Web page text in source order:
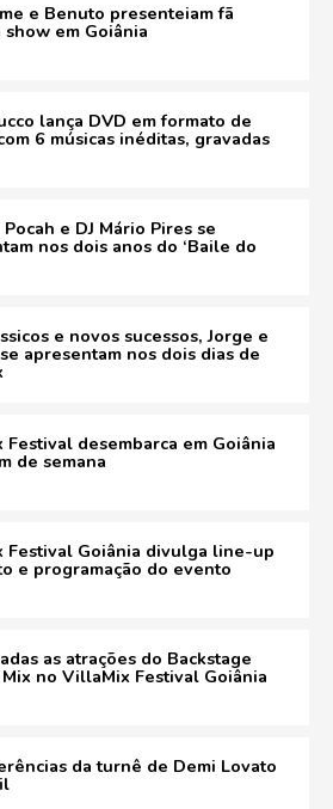
e Benuto presenteiam fã
em Goiânia
lança DVD em formato de
6 músicas inéditas, gravadas
Pocah e DJ Mário Pires se
nos dois anos do ‘Baile do
e novos sucessos, Jorge e
apresentam nos dois dias de
desembarca em Goiânia
de semana
Festival Goiânia divulga line-up
e programação do evento
as atrações do Backstage
no VillaMix Festival Goiânia
da turnê de Demi Lovato